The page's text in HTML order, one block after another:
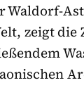
Waldorf-
zeigt die